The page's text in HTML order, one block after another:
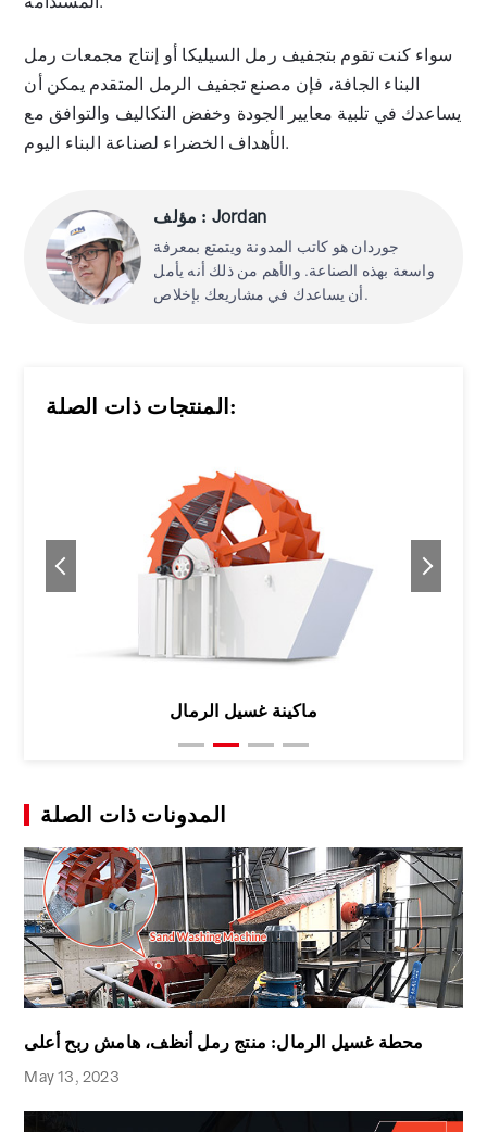
سواء كنت تقوم بتجفيف رمل السيليكا أو إنتاج مجمعات رمل
البناء الجافة، فإن مصنع تجفيف الرمل المتقدم يمكن أن
يساعدك في تلبية معايير الجودة وخفض التكاليف والتوافق مع
الأهداف الخضراء لصناعة البناء اليوم.
مؤلف : Jordan
جوردان هو كاتب المدونة ويتمتع بمعرفة
واسعة بهذه الصناعة. والأهم من ذلك أنه يأمل
أن يساعدك في مشاريعك بإخلاص.
المنتجات ذات الصلة:
ماكينة غسيل الرمال
المدونات ذات الصلة
محطة غسيل الرمال: منتج رمل أنظف، هامش ربح أعلى
May 13, 2023